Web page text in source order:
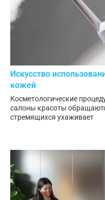
Искусство
кожей
Косметологические
салоны красоты
стремящихся ухаживает